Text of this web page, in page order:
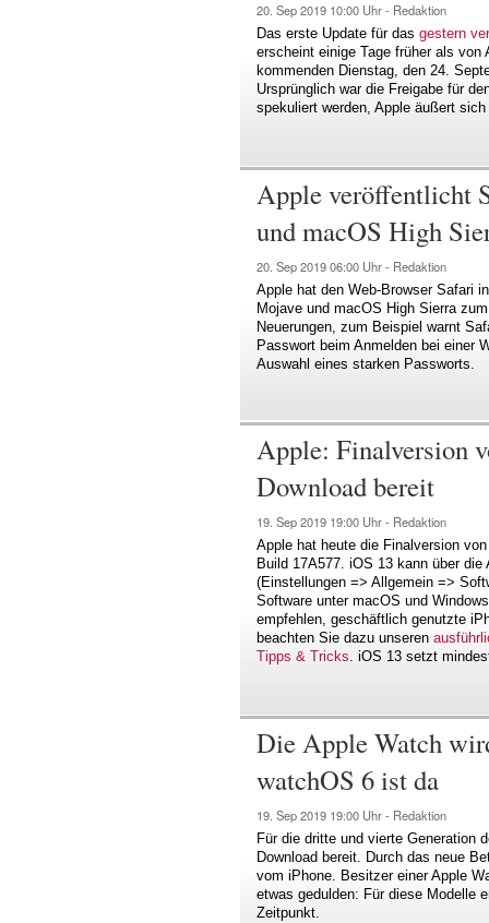
20. Sep 2019 10:00 Uhr - Redaktion
Das erste Update für das gestern
erscheint einige Tage früher als
kommenden Dienstag, den 24.
Ursprünglich war die Freigabe für
spekuliert werden, Apple äußert
Apple veröffentlicht
und macOS High
20. Sep 201906:00 Uhr - Redaktion
Apple hat den Web-Browser Safari
Mojave und macOS High Sierra
Neuerungen, zum Beispiel warnt
Passwort beim Anmelden bei einer
Auswahl eines starken Passworts.
Apple: Finalversion
Download bereit
19. Sep 2019 19:00 Uhr - Redaktion
Apple hat heute die Finalversion
Build 17A577. iOS 13 kann über
(Einstellungen => Allgemein =>
Software unter macOS und
empfehlen, geschäftlich genutzte
beachten Sie dazu unseren
Tipps & Tricks. iOS 13 setzt
Die Apple Watch
watchOS 6 ist da
19. Sep 2019 19:00 Uhr - Redaktion
Für die dritte und vierte Generation
Download bereit. Durch das neue
vom iPhone. Besitzer einer Apple
etwas gedulden: Für diese Modelle
Zeitpunkt.